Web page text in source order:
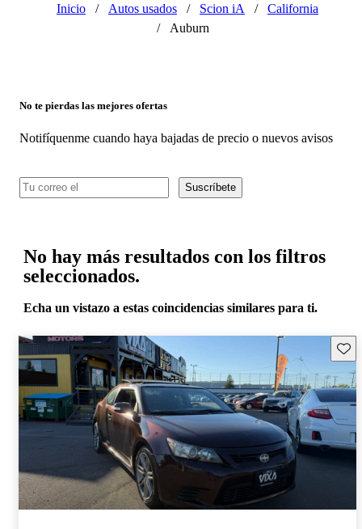
Inicio / Autos usados / Scion iA /
California
/
Auburn
No te pierdas las mejores ofertas
Notifíquenme cuando haya bajadas de precio o nuevos avisos
Suscríbete
No hay más resultados con los filtros
seleccionados.
Echa un vistazo a estas coincidencias similares para ti.